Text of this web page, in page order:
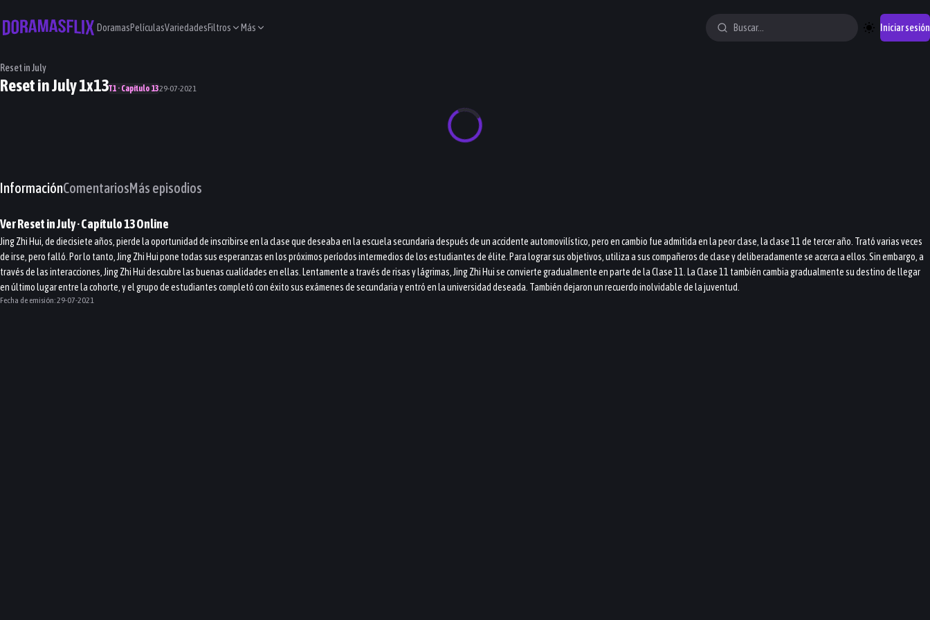
DoramasPelículasVariedadesFiltros Más Iniciar sesión
Reset in July
Reset in July 1x13T1 · Capítulo 1329-07-2021
InformaciónComentariosMás episodios
VerReset in July· Capítulo13Online
Jing Zhi Hui, de diecisiete años, pierde la oportunidad de inscribirse en la clase que deseaba en la escuela secundaria después de un accidente automovilístico, pero en cambio fue admitida en la peor clase, la clase 11 de tercer año. Trató varias veces
de irse, pero falló. Por lo tanto, Jing Zhi Hui pone todas sus esperanzas en los próximos períodos intermedios de los estudiantes de élite. Para lograr sus objetivos, utiliza a sus compañeros de clase y deliberadamente se acerca a ellos. Sin embargo, a
través de las interacciones, Jing Zhi Hui descubre las buenas cualidades en ellas. Lentamente a través de risas y lágrimas, Jing Zhi Hui se convierte gradualmente en parte de la Clase 11. La Clase 11 también cambia gradualmente su destino de llegar
en último lugar entre la cohorte, y el grupo de estudiantes completó con éxito sus exámenes de secundaria y entró en la universidad deseada. También dejaron un recuerdo inolvidable de la juventud.
Fecha de emisión:29-07-2021